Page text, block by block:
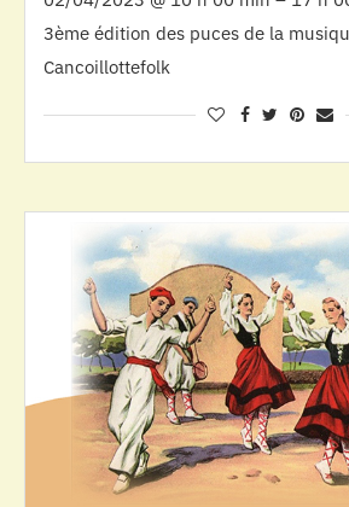
3ème édition des puces de la
Cancoillottefolk